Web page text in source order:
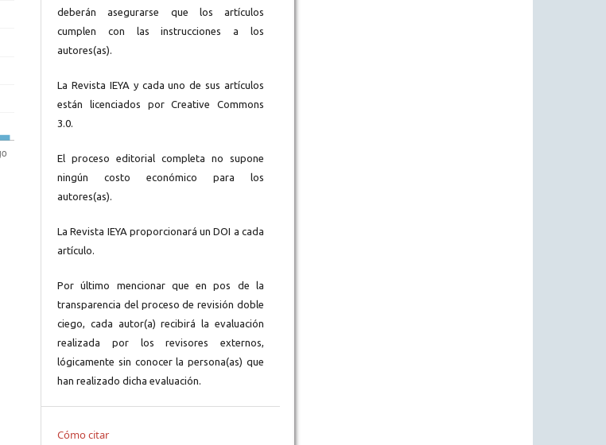
deberán asegurarse que los artículos
cumplen con las instrucciones a los
autores(as).
La Revista IEYA y cada uno de sus artículos
están licenciados por Creative Commons
3.0.
El proceso editorial completa no supone
ningún costo económico para los
autores(as).
La Revista IEYA proporcionará un DOI a cada
artículo.
Por último mencionar que en pos de la
transparencia del proceso de revisión doble
ciego, cada autor(a) recibirá la evaluación
realizada por los revisores externos,
lógicamente sin conocer la persona(as) que
han realizado dicha evaluación.
Cómo citar